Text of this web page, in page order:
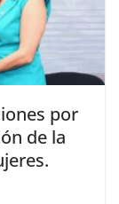
por
de la